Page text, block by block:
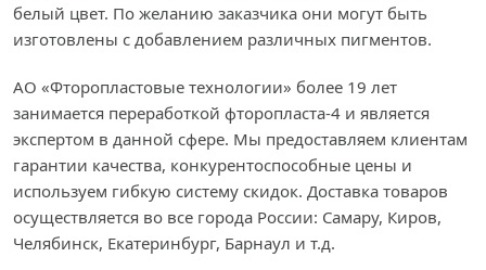
белый цвет. По желанию заказчика они могут быть
изготовлены с добавлением различных пигментов.
АО «Фторопластовые технологии» более 19 лет
занимается переработкой фторопласта-4 и является
экспертом в данной сфере. Мы предоставляем клиентам
гарантии качества, конкурентоспособные цены и
используем гибкую систему скидок. Доставка товаров
осуществляется во все города России: Самару, Киров,
Челябинск, Екатеринбург, Барнаул и т.д.